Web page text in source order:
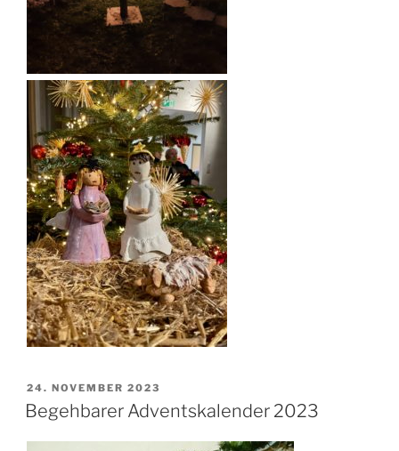
VERÖFFENTLICHT
AM
24. NOVEMBER 2023
Begehbarer Adventskalender 2023